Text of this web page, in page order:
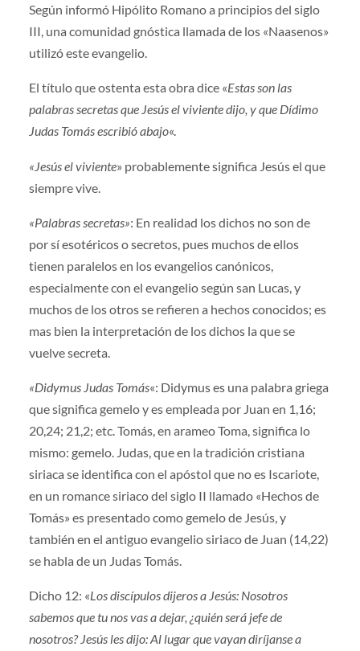
Según informó Hipólito Romano a principios del siglo
III, una comunidad gnóstica llamada de los «Naasenos»
utilizó este evangelio.
El título que ostenta esta obra dice «Estas son las
palabras secretas que Jesús el viviente dijo, y que Dídimo
Judas Tomás escribió abajo«.
«Jesús el viviente» probablemente significa Jesús el que
siempre vive.
«Palabras secretas»: En realidad los dichos no son de
por sí esotéricos o secretos, pues muchos de ellos
tienen paralelos en los evangelios canónicos,
especialmente con el evangelio según san Lucas, y
muchos de los otros se refieren a hechos conocidos; es
mas bien la interpretación de los dichos la que se
vuelve secreta.
«Didymus Judas Tomás«: Didymus es una palabra griega
que significa gemelo y es empleada por Juan en 1,16;
20,24; 21,2; etc. Tomás, en arameo Toma, significa lo
mismo: gemelo. Judas, que en la tradición cristiana
siriaca se identifica con el apóstol que no es Iscariote,
en un romance siriaco del siglo II llamado «Hechos de
Tomás» es presentado como gemelo de Jesús, y
también en el antiguo evangelio siriaco de Juan (14,22)
se habla de un Judas Tomás.
Dicho 12: «Los discípulos dijeros a Jesús: Nosotros
sabemos que tu nos vas a dejar, ¿quién será jefe de
nosotros? Jesús les dijo: Al lugar que vayan diríjanse a